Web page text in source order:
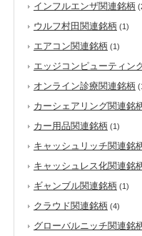
インフルエンザ関連銘柄
ウルフ村田関連銘柄 (1)
エアコン関連銘柄 (1)
エッジコンピューティン
オンライン診療関連銘柄
カーシェアリング関連銘
カー用品関連銘柄 (1)
キャッシュリッチ関連銘
キャッシュレス化関連銘
ギャンブル関連銘柄 (1)
クラウド関連銘柄 (4)
グローバルニッチ関連銘